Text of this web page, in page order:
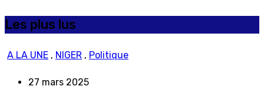
Les plus lus
A LA UNE , NIGER , Politique
27 mars 2025